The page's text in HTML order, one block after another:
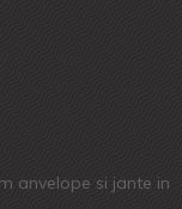
anvelope si jante in